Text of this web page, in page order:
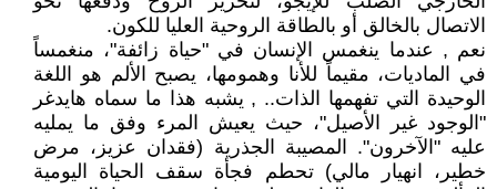
الاتصال بالخالق أو بالطاقة الروحية العليا للكون.
نعم , عندما ينغمس الإنسان في "حياة زائفة"، منغمساً
في الماديات، مقيماً للأنا وهمومها، يصبح الألم هو اللغة
الوحيدة التي تفهمها الذات.. , يشبه هذا ما سماه هايدغر
"الوجود غير الأصيل"، حيث يعيش المرء وفق ما يمليه
عليه "الآخرون". المصيبة الجذرية (فقدان عزيز، مرض
خطير، انهيار مالي) تحطم فجأة سقف الحياة اليومية